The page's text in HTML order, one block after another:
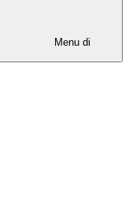
Menu di